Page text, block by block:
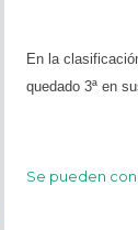
En la
quedado 3ª en
Se pueden